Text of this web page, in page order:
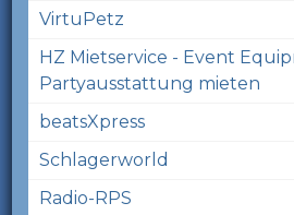
VirtuPetz
HZ Mietservice - Event
Partyausstattung mieten
beatsXpress
Schlagerworld
Radio-RPS